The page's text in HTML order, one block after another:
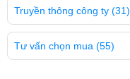
Truyền thông công ty (31)
Tư vấn chọn mua (55)